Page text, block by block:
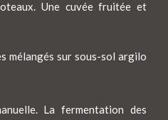
Une cuvée fruitée et
mélangés sur sous-sol argilo
La fermentation des